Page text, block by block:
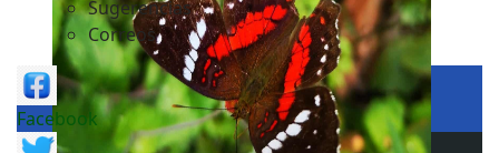
Sugerencias
Correos
Facebook